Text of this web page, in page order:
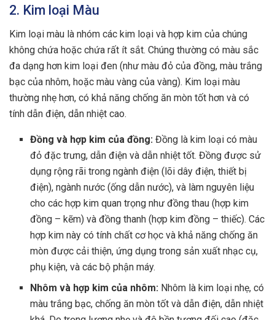
2. Kim loại Màu
Kim loại màu là nhóm các kim loại và hợp kim của chúng
không chứa hoặc chứa rất ít sắt. Chúng thường có màu sắc
đa dạng hơn kim loại đen (như màu đỏ của đồng, màu trắng
bạc của nhôm, hoặc màu vàng của vàng). Kim loại màu
thường nhẹ hơn, có khả năng chống ăn mòn tốt hơn và có
tính dẫn điện, dẫn nhiệt cao.
Đồng và hợp kim của đồng: Đồng là kim loại có màu
đỏ đặc trưng, dẫn điện và dẫn nhiệt tốt. Đồng được sử
dụng rộng rãi trong ngành điện (lõi dây điện, thiết bị
điện), ngành nước (ống dẫn nước), và làm nguyên liệu
cho các hợp kim quan trọng như đồng thau (hợp kim
đồng – kẽm) và đồng thanh (hợp kim đồng – thiếc). Các
hợp kim này có tính chất cơ học và khả năng chống ăn
mòn được cải thiện, ứng dụng trong sản xuất nhạc cụ,
phụ kiện, và các bộ phận máy.
Nhôm và hợp kim của nhôm: Nhôm là kim loại nhẹ, có
màu trắng bạc, chống ăn mòn tốt và dẫn điện, dẫn nhiệt